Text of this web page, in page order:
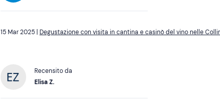
Degustazione con visita in cantina e casinò del vino nelle
Recensito da
Elisa Z.